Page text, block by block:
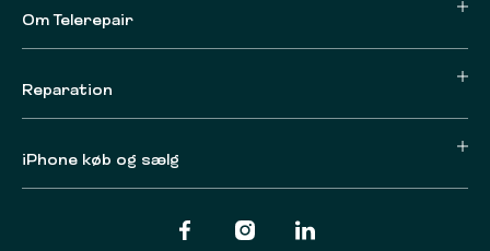
Om Telerepair
Reparation
iPhone køb og sælg